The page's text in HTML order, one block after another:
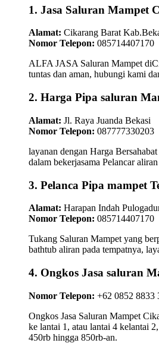
1. Jasa Saluran Mampet
Alamat: Cikarang Barat
Nomor Telepon: 085714407170
ALFA JASA Saluran Mampet
tuntas dan aman, hubungi kami
2. Harga Pipa saluran
Alamat: Jl. Raya Juanda Bekasi
Nomor Telepon: 087777330203
layanan dengan Harga
dalam bekerjasama Pelancar
3. Pelanca Pipa mampet
Alamat: Harapan Indah
Nomor Telepon: 085714407170
Tukang Saluran Mampet yang
bathtub aliran pada tempatnya,
4. Ongkos Jasa saluran
Nomor Telepon: +62 0852 8833
Ongkos Jasa Saluran Mampet
ke lantai 1, atau lantai 4 kelantai
450rb hingga 850rb-an.